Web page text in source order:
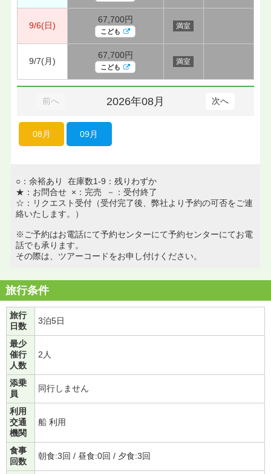
9/6(日)
67,700円
こども
満室
9/7(月)
67,700円
こども
満室
前へ 2026年08月 次へ
08月 09月
○：余裕あり 在庫数1-9：残りわずか
★：お問合せ ×：完売 －：受付終了
☆：リクエスト受付（受付完了後、弊社より予約の可否をご連
絡いたします。）
※ご予約はお電話にて予約センターにて予約センターにてお電
話でも承ります。
その際は、ツアーコードをお申し付けください。
旅行条件
旅行
日数
3泊5日
最少
催行
人数
2人
添乗
員
同行しません
利用
交通
機関
船 利用
食事
回数
朝食:3回 / 昼食:0回 / 夕食:3回